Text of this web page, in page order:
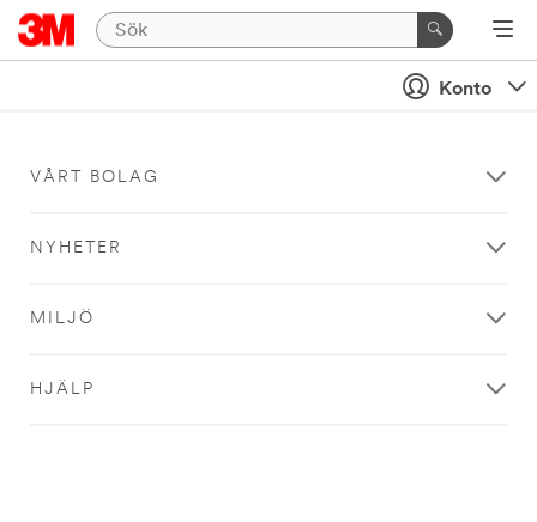
Konto
VÅRT BOLAG
NYHETER
MILJÖ
HJÄLP